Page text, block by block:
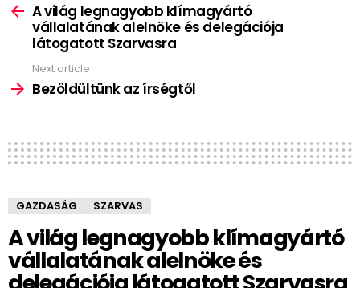
moreA világ legnagyobb klímagyártó
vállalatának alelnöke és delegációja
látogatott Szarvasra
Next article
Bezöldültünk az írségtől
GAZDASÁG SZARVAS
A világ legnagyobb klímagyártó
vállalatának alelnöke és